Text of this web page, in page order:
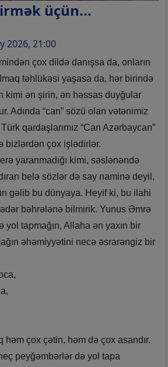
üçün...
2026, 21:00
çox dildə danışsa da, onların
təhlükəsi yaşasa da, hər birində
kimi ən şirin, ən həssas duyğular
Adında “can” sözü olan vətənimiz
qardaşlarımız “Can Azərbaycan”
bizlərdən çox işlədirlər.
yaranmadığı kimi, səslənəndə
belə sözlər də say naminə deyil,
gəlib bu dünyaya. Heyif ki, bu ilahi
bəhrələnə bilmirik. Yunus Əmrə
yol tapmağın, Allaha ən yaxın bir
əhəmiyyətini necə əsrarəngiz bir
həm çox çətin, həm də çox asandır.
peyğəmbərlər də yol tapa